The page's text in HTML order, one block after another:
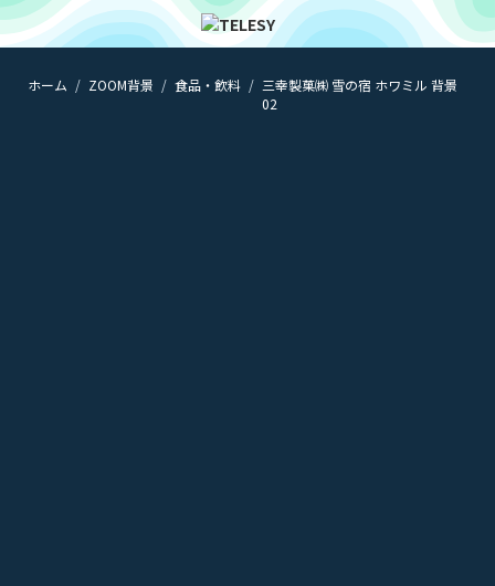
ホーム
ホーム ZOOM背景 食品・飲料
三幸製菓㈱ 雪の宿 ホワミル 背景
02